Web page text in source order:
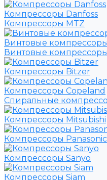
Компрессоры Danfoss
Компрессоры MTZ
Винтовые компрессоры
Винтовые
Компрессоры Bitzer
Компрессоры Copeland
Спиральные
Компрессоры Mitsubishi
Компрессоры Panasonic
Компрессоры Sanyo
Компрессоры Siam